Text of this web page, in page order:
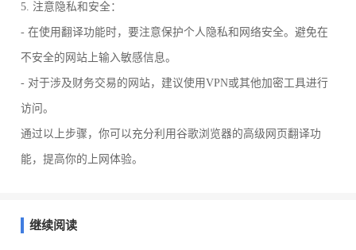
5. 注意隐私和安全：
- 在使用翻译功能时，要注意保护个人隐私和网络安全。避免在
不安全的网站上输入敏感信息。
- 对于涉及财务交易的网站，建议使用VPN或其他加密工具进行
访问。
通过以上步骤，你可以充分利用谷歌浏览器的高级网页翻译功
能，提高你的上网体验。
继续阅读